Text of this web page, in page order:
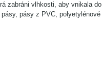
zabráni vlhkosti, aby vnikala do
pásy z PVC, polyetylénové